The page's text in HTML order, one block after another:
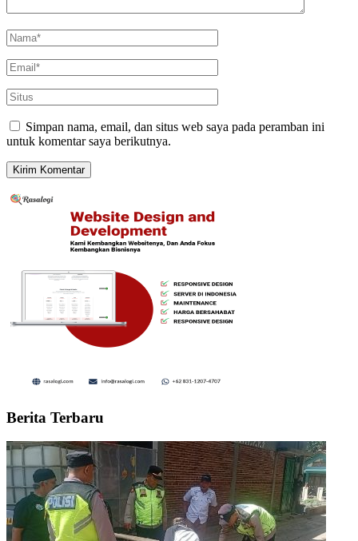
Simpan nama, email, dan situs web saya pada peramban ini
untuk komentar saya berikutnya.
Berita Terbaru